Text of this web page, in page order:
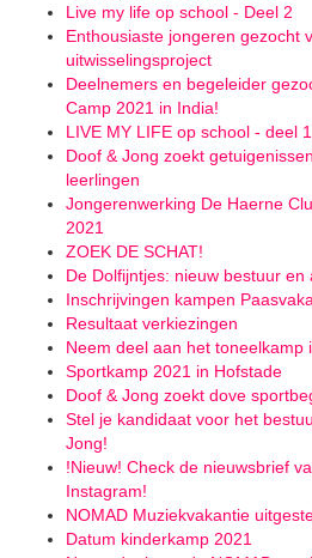
Live my life op school - Deel 2
Enthousiaste jongeren gezocht
uitwisselingsproject
Deelnemers en begeleider
Camp 2021 in India!
LIVE MY LIFE op school - deel 1
Doof & Jong zoekt
leerlingen
Jongerenwerking De Haerne
2021
ZOEK DE SCHAT!
De Dolfijntjes: nieuw bestuur en
Inschrijvingen kampen
Resultaat verkiezingen
Neem deel aan het toneelkamp
Sportkamp 2021 in Hofstade
Doof & Jong zoekt dove
Stel je kandidaat voor het
Jong!
!Nieuw! Check de nieuwsbrief
Instagram!
NOMAD Muziekvakantie
Datum kinderkamp 2021